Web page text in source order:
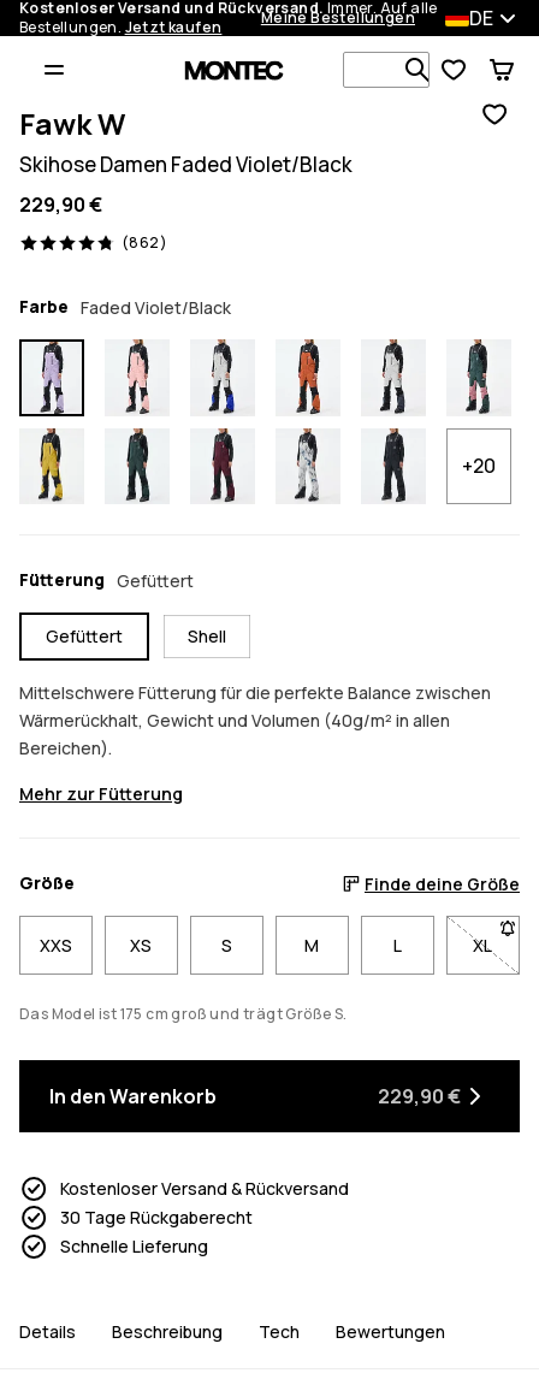
Kostenloser Versand und Rückversand. Immer. Auf alle
Bestellungen. Jetzt kaufen Meine Bestellungen DE
Fawk W
Skihose Damen Faded Violet/Black
229,90 €
(862)
862 Reviews, 4.8/5
Farbe Faded Violet/Black
+20
Fütterung Gefüttert
Gefüttert Shell
Mittelschwere Fütterung für die perfekte Balance zwischen
Wärmerückhalt, Gewicht und Volumen (40g/m² in allen
Bereichen).
Mehr zur Fütterung
Größe Finde deine Größe
XXS XS S M L XL
-
Das Model ist 175 cm groß und trägt Größe S.
In den Warenkorb 229,90 €
Kostenloser Versand & Rückversand
30 Tage Rückgaberecht
Schnelle Lieferung
Details Beschreibung Tech Bewertungen